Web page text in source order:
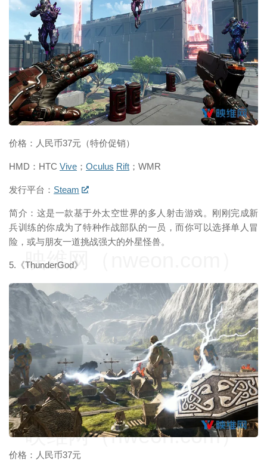
价格：人民币37元（特价促销）
HMD：HTC Vive ； Oculus Rift ；WMR
发行平台： Steam
简介：这是一款基于外太空世界的多人射击游戏。刚刚完成新
兵训练的你成为了特种作战部队的一员，而你可以选择单人冒
险，或与朋友一道挑战强大的外星怪兽。
5.《ThunderGod》
价格：人民币37元
映维网（nweon.com）
映维网（nweon.com）
映维网（nweon.com）